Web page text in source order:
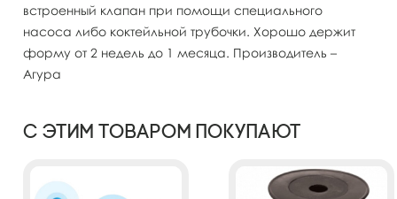
встроенный клапан при помощи специального
насоса либо коктейльной трубочки. Хорошо держит
форму от 2 недель до 1 месяца. Производитель –
Агура
С этим товаром покупают